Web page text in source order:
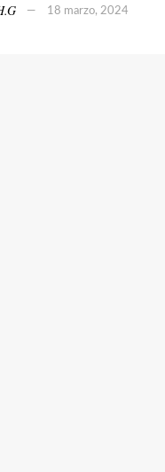
18 marzo, 2024